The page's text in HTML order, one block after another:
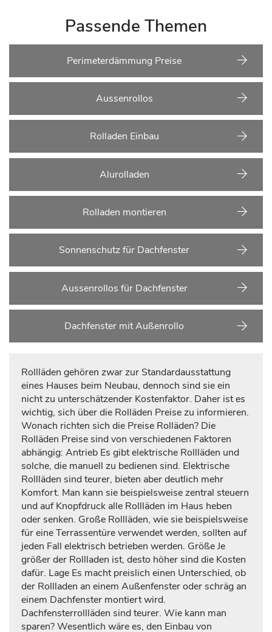
Passende Themen
Perimeterdämmung Preise
Aussenrollos
Rolladen Einbau
Alurolladen
Rolladen montieren
Sonnenschutz für Dachfenster
Aussenrollos für Dachfenster
Dachfenster mit Außenrollo
Rollläden gehören zwar zur Standardausstattung
eines Hauses beim Neubau, dennoch sind sie ein
nicht zu unterschätzender Kostenfaktor. Daher ist es
wichtig, sich über die Rolläden Preise zu informieren.
Wonach richten sich die Preise Rolläden? Die
Rolläden Preise sind von verschiedenen Faktoren
abhängig: Antrieb Es gibt elektrische Rollläden und
solche, die manuell zu bedienen sind. Elektrische
Rollläden sind teurer, bieten aber deutlich mehr
Komfort. Man kann sie beispielsweise zentral steuern
und auf Knopfdruck alle Rollläden im Haus heben
oder senken. Große Rollläden, wie sie beispielsweise
für eine Terrassentüre verwendet werden, sollten auf
jeden Fall elektrisch betrieben werden. Größe Je
größer der Rollladen ist, desto höher sind die Kosten
dafür. Lage Es macht preislich einen Unterschied, ob
der Rollladen an einem Außenfenster oder schräg an
einem Dachfenster montiert wird.
Dachfensterrollläden sind teurer. Wie kann man
sparen? Wesentlich wäre es, den Einbau von